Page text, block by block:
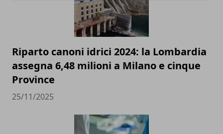
Riparto canoni idrici 2024: la Lombardia
assegna 6,48 milioni a Milano e cinque
Province
25/11/2025